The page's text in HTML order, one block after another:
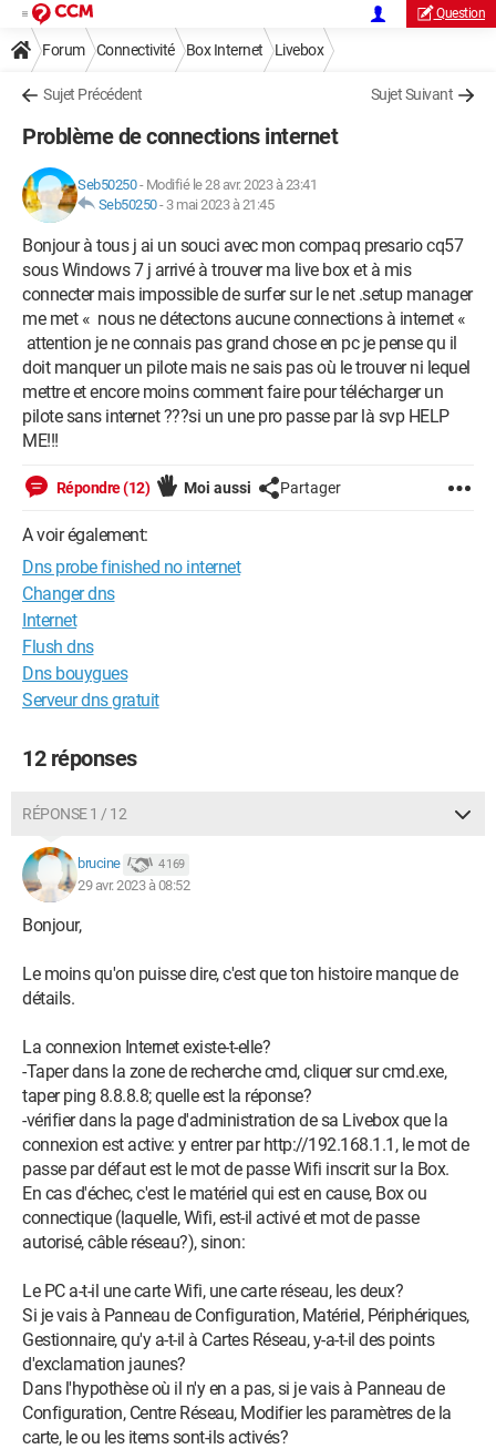
Question
Forum Connectivité Box Internet Livebox
Sujet Précédent Sujet Suivant
Problème de connections internet
Seb50250- Modifié le 28 avr. 2023 à 23:41
Seb50250- 3 mai 2023 à 21:45
Bonjour à tous j ai un souci avec mon compaq presario cq57
sous Windows 7 j arrivé à trouver ma live box et à mis
connecter mais impossible de surfer sur le net .setup manager
me met « nous ne détectons aucune connections à internet «
attention je ne connais pas grand chose en pc je pense qu il
doit manquer un pilote mais ne sais pas où le trouver ni lequel
mettre et encore moins comment faire pour télécharger un
pilote sans internet ???si un une pro passe par là svp HELP
ME!!!
Répondre (12) Moi aussi Partager
A voir également:
Dns probe finished no internet
Changer dns
Internet
Flush dns
Dns bouygues
Serveur dns gratuit
12 réponses
RÉPONSE 1 / 12
brucine 4 169
29 avr. 2023 à 08:52
Bonjour,
Le moins qu'on puisse dire, c'est que ton histoire manque de
détails.
La connexion Internet existe-t-elle?
-Taper dans la zone de recherche cmd, cliquer sur cmd.exe,
taper ping 8.8.8.8; quelle est la réponse?
-vérifier dans la page d'administration de sa Livebox que la
connexion est active: y entrer par http://192.168.1.1, le mot de
passe par défaut est le mot de passe Wifi inscrit sur la Box.
En cas d'échec, c'est le matériel qui est en cause, Box ou
connectique (laquelle, Wifi, est-il activé et mot de passe
autorisé, câble réseau?), sinon:
Le PC a-t-il une carte Wifi, une carte réseau, les deux?
Si je vais à Panneau de Configuration, Matériel, Périphériques,
Gestionnaire, qu'y a-t-il à Cartes Réseau, y-a-t-il des points
d'exclamation jaunes?
Dans l'hypothèse où il n'y en a pas, si je vais à Panneau de
Configuration, Centre Réseau, Modifier les paramètres de la
carte, le ou les items sont-ils activés?